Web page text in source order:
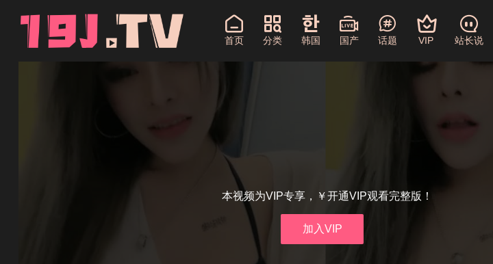
首页 分类 韩国 国产 话题 VIP 站长说
本视频为VIP专享，￥开通VIP观看完整版！
加入VIP